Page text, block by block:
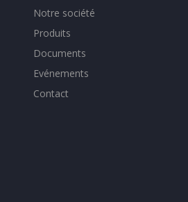
Notre société
Produits
Documents
Evénements
Contact